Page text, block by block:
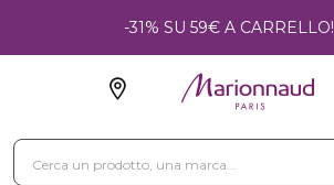
-31% SU 59€ A CARRELLO!